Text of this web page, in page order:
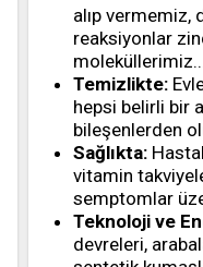
alıp vermemiz,
reaksiyonlar
Temizlikte:
hepsi belirli bir
bileşenlerden
Sağlıkta:
vitamin
semptomlar
Teknoloji ve
devreleri,